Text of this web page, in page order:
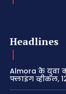
Headlines
Almora के युवा
फ्लाइंग व्हीकल,